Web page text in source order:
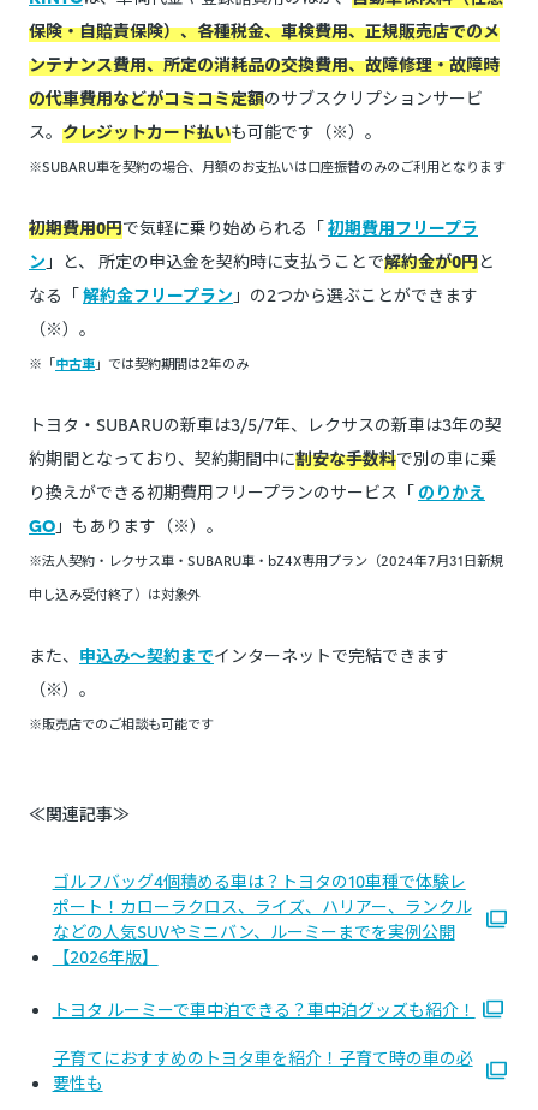
保険・自賠責保険）、各種税金、車検費用、正規販売店でのメ
ンテナンス費用、所定の消耗品の交換費用、故障修理・故障時
の代車費用などがコミコミ定額のサブスクリプションサービ
ス。 クレジットカード払いも可能です（※）。
※SUBARU車を契約の場合、月額のお支払いは口座振替のみのご利用となります
初期費用0円で気軽に乗り始められる「初期費用フリープラ
ン 」と、 所定の申込金を契約時に支払うことで解約金が0円と
なる「解約金フリープラン 」の2つから選ぶことができます
（※）。
※「中古車」では契約期間は2年のみ
トヨタ・SUBARUの新車は3/5/7年、レクサスの新車は3年の契
約期間となっており、契約期間中に割安な手数料で別の車に乗
り換えができる初期費用フリープランのサービス「 のりかえ
GO 」もあります（※）。
※法人契約・レクサス車・SUBARU車・bZ4X専用プラン（2024年7月31日新規
申し込み受付終了）は対象外
また、 申込み～契約までインターネットで完結できます
（※）。
※販売店でのご相談も可能です
≪関連記事≫
ゴルフバッグ4個積める車は？トヨタの10車種で体験レ
ポート！カローラクロス、ライズ、ハリアー、ランクル
などの人気SUVやミニバン、ルーミーまでを実例公開
【2026年版】
トヨタ ルーミーで車中泊できる？車中泊グッズも紹介！
子育てにおすすめのトヨタ車を紹介！子育て時の車の必
要性も